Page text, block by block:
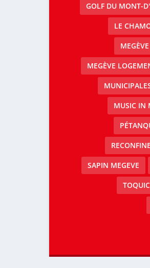
GOLF DU MONT-
LE
MEGÈVE
MUSIC IN
SAPIN MEGEVE